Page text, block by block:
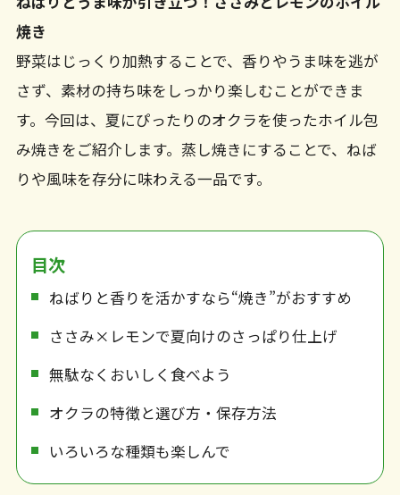
焼き
野菜はじっくり加熱することで、香りやうま味を逃が
さず、素材の持ち味をしっかり楽しむことができま
す。今回は、夏にぴったりのオクラを使ったホイル包
み焼きをご紹介します。蒸し焼きにすることで、ねば
りや風味を存分に味わえる一品です。
目次
ねばりと香りを活かすなら“焼き”がおすすめ
ささみ×レモンで夏向けのさっぱり仕上げ
無駄なくおいしく食べよう
オクラの特徴と選び方・保存方法
いろいろな種類も楽しんで